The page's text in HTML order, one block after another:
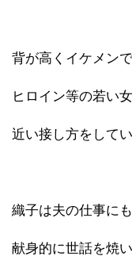
背が高くイケメン
ヒロイン等の若い
近い接し方をしてい
織子は夫の仕事に
献身的に世話を焼い